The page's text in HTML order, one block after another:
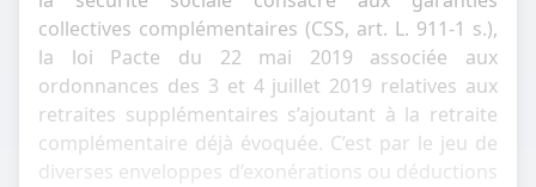
collectives complémentaires (CSS, art. L. 911-1 s.),
la loi Pacte du 22 mai 2019 associée aux
ordonnances des 3 et 4 juillet 2019 relatives aux
retraites supplémentaires s’ajoutant à la retraite
complémentaire déjà évoquée. C’est par le jeu de
diverses enveloppes d’exonérations ou déductions